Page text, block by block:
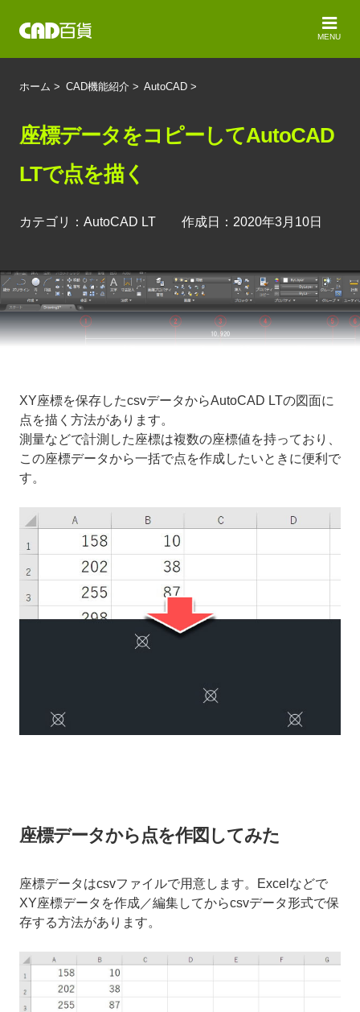
MENU
ホーム > CAD機能紹介 > AutoCAD >
座標データをコピーしてAutoCAD
LTで点を描く
カテゴリ：AutoCAD LT 作成日：2020年3月10日
XY座標を保存したcsvデータからAutoCAD LTの図面に
点を描く方法があります。
測量などで計測した座標は複数の座標値を持っており、
この座標データから一括で点を作成したいときに便利で
す。
座標データから点を作図してみた
座標データはcsvファイルで用意します。Excelなどで
XY座標データを作成／編集してからcsvデータ形式で保
存する方法があります。